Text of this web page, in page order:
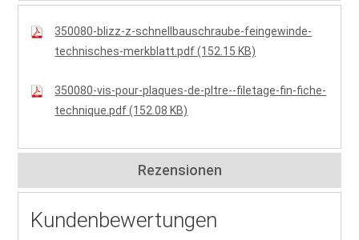
350080-blizz-z-schnellbauschraube-feingewinde-
technisches-merkblatt.pdf (152.15 KB)
350080-vis-pour-plaques-de-pltre--filetage-fin-fiche-
technique.pdf (152.08 KB)
Rezensionen
Kundenbewertungen